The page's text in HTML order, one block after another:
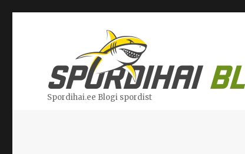
Spordihai.ee Blogi spordist